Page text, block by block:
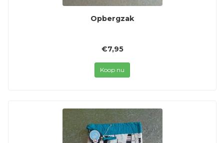
Opbergzak
€7,95
Koop nu